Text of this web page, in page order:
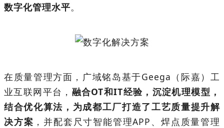
数字化管理水平。
在质量管理方面，广域铭岛基于Geega（际嘉）工
业互联网平台， 融合OT和IT经验，沉淀机理模型，
结合优化算法，为成都工厂打造了工艺质量提升解
决方案 ，并配套尺寸智能管理APP、焊点质量管理